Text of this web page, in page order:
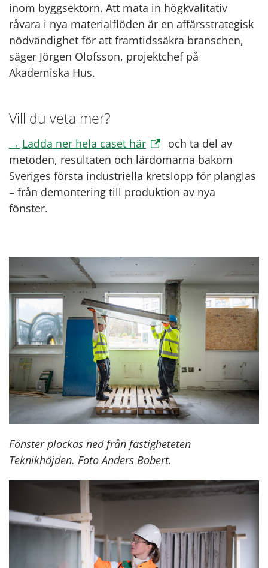
inom byggsektorn. Att mata in högkvalitativ
råvara i nya materialflöden är en affärsstrategisk
nödvändighet för att framtidssäkra branschen,
säger Jörgen Olofsson, projektchef på
Akademiska Hus.
Vill du veta mer?
Ladda ner hela caset här
och ta del av
metoden, resultaten och lärdomarna bakom
Sveriges första industriella kretslopp för planglas
– från demontering till produktion av nya
fönster.
Fönster plockas ned från fastigheteten
Teknikhöjden. Foto Anders Bobert.